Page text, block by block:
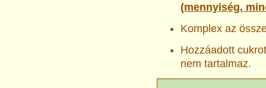
(mennyiség,
Komplex az
Hozzáadott
nem tartalmaz.